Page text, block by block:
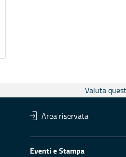
Valuta
Area riservata
Eventi e Stampa